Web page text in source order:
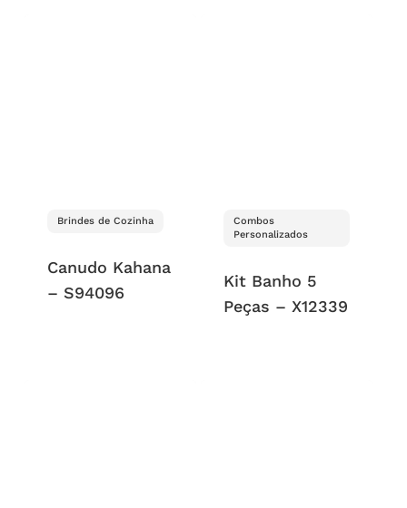
Brindes de Cozinha
Canudo Kahana
– S94096
Combos
Personalizados
Kit Banho 5
Peças – X12339